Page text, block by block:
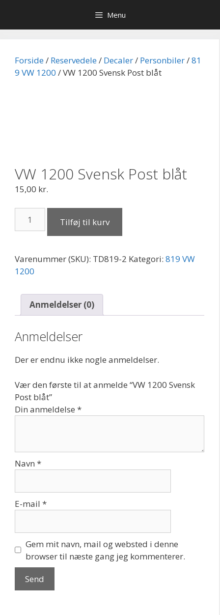
indhold
Menu
Forside/ Reservedele/ Decaler/ Personbiler/81
9 VW 1200 / VW 1200 Svensk Post blåt
VW 1200 Svensk Post blåt
15,00 kr.
1200
blåt
antal
Tilføj til kurv
Varenummer (SKU): TD819-2 Kategori: 819 VW
1200
Anmeldelser (0)
Anmeldelser
Der er endnu ikke nogle anmeldelser.
Vær den første til at anmelde “VW 1200 Svensk
Post blåt”
Din anmeldelse *
Navn *
E-mail *
Gem mit navn, mail og websted i denne
browser til næste gang jeg kommenterer.